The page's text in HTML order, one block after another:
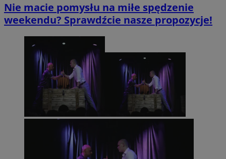
Nie macie pomysłu na miłe spędzenie
weekendu? Sprawdźcie nasze propozycje!